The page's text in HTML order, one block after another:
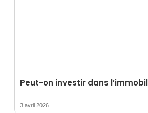
Peut-on investir dans
3 avril 2026